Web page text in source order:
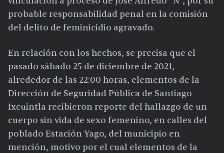
probable responsabilidad penal en la comisión
del delito de feminicidio agravado.
En relación con los hechos, se precisa que el
pasado sábado 25 de diciembre de 2021,
alrededor de las 22:00 horas, elementos de la
Dirección de Seguridad Pública de Santiago
Ixcuintla recibieron reporte del hallazgo de un
cuerpo sin vida de sexo femenino, en calles del
poblado Estación Yago, del municipio en
mención, motivo por el cual elementos de la